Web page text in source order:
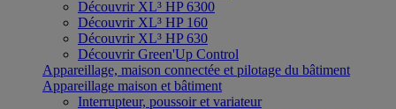
Découvrir XL³ HP 6300
Découvrir XL³ HP 160
Découvrir XL³ HP 630
Découvrir Green'Up Control
Appareillage, maison connectée et pilotage du bâtiment
Appareillage maison et bâtiment
Interrupteur, poussoir et variateur